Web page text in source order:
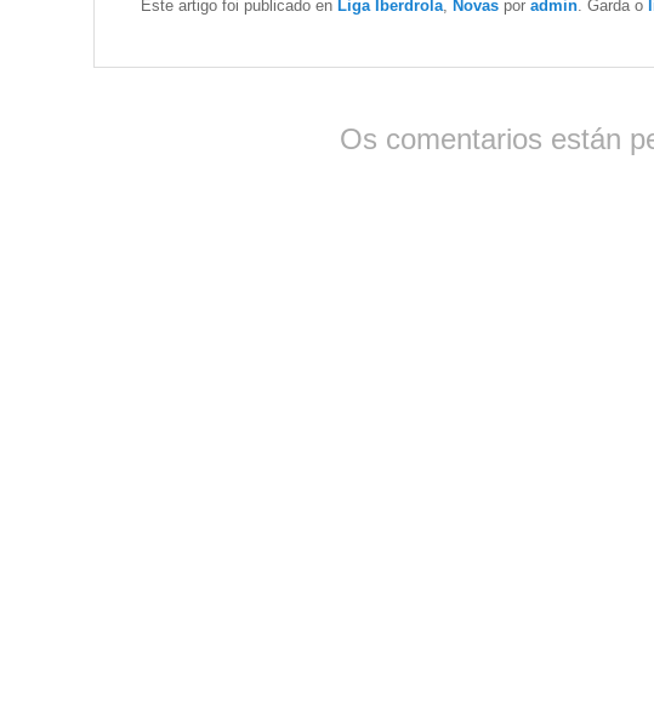
Este artigo foi publicado en Liga Iberdrola, Novas por admin. Garda o
Os comentarios están